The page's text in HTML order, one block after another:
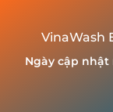
VinaWash
Ngày cập